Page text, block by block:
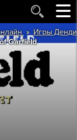
»Игры Денди
Garfield